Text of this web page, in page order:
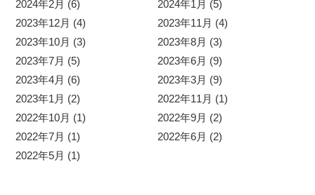
2024年2月 (6)
2024年1月 (5)
2023年12月 (4)
2023年11月 (4)
2023年10月 (3)
2023年8月 (3)
2023年7月 (5)
2023年6月 (9)
2023年4月 (6)
2023年3月 (9)
2023年1月 (2)
2022年11月 (1)
2022年10月 (1)
2022年9月 (2)
2022年7月 (1)
2022年6月 (2)
2022年5月 (1)